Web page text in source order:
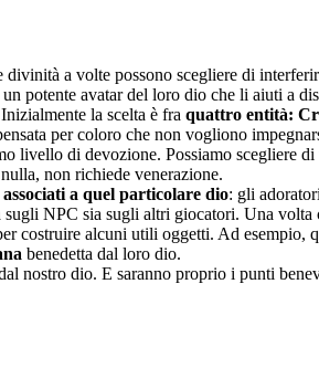
a volte possono scegliere di
potente avatar del loro dio che li aiuti a
la scelta è fra quattro entità:
per coloro che non vogliono
livello di devozione. Possiamo scegliere
non richiede venerazione.
a quel particolare dio: gli
NPC sia sugli altri giocatori. Una
costruire alcuni utili oggetti. Ad esempio,
benedetta dal loro dio.
nostro dio. E saranno proprio i punti